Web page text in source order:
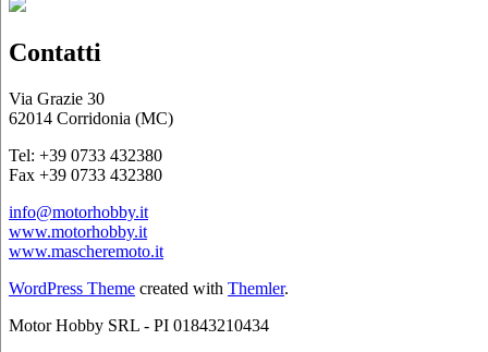
Contatti
Via Grazie 30
62014 Corridonia (MC)
Tel: +39 0733 432380
Fax +39 0733 432380
info@motorhobby.it
www.motorhobby.it
www.mascheremoto.it
WordPress Theme created with Themler.
Motor Hobby SRL - PI 01843210434